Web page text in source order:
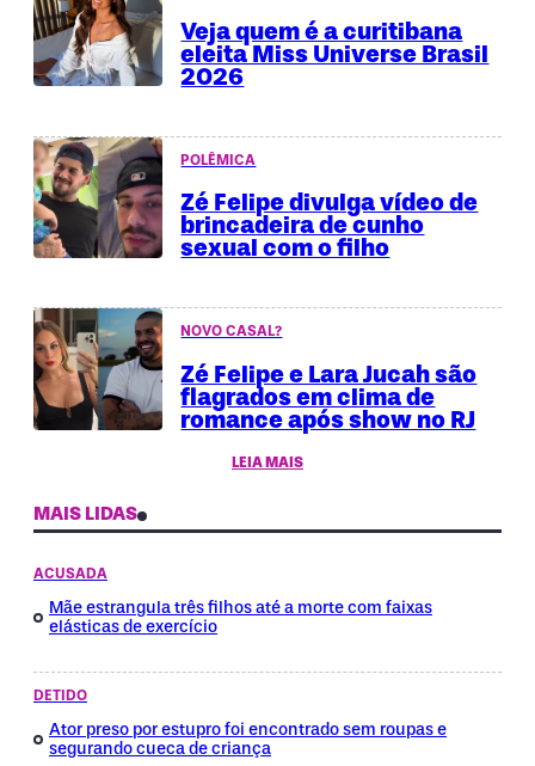
Veja quem é a curitibana
eleita Miss Universe Brasil
2026
POLÊMICA
Zé Felipe divulga vídeo de
brincadeira de cunho
sexual com o filho
NOVO CASAL?
Zé Felipe e Lara Jucah são
flagrados em clima de
romance após show no RJ
LEIA MAIS
MAIS LIDAS
ACUSADA
Mãe estrangula três filhos até a morte com faixas
elásticas de exercício
DETIDO
Ator preso por estupro foi encontrado sem roupas e
segurando cueca de criança